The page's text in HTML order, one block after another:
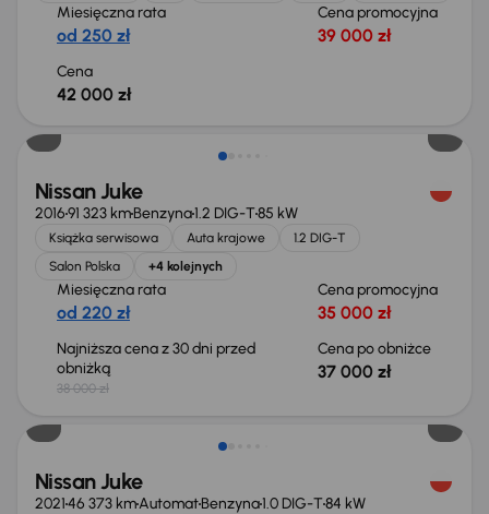
Miesięczna rata
od 250 zł
Cena promocyjna
39 000 zł
Cena
42 000 zł
Nissan Juke
201691 323 kmBenzyna1.2 DIG-T85 kW
Książka serwisowa Auta krajowe
1.2 DIG-T
Salon Polska
+4 kolejnych
Miesięczna rata
od 220 zł
Cena promocyjna
35 000 zł
Najniższa cena z 30 dni przed
obniżką
38 000 zł
Cena po obniżce
37 000 zł
Nissan Juke
202146 373 kmAutomatBenzyna1.0 DIG-T84 kW